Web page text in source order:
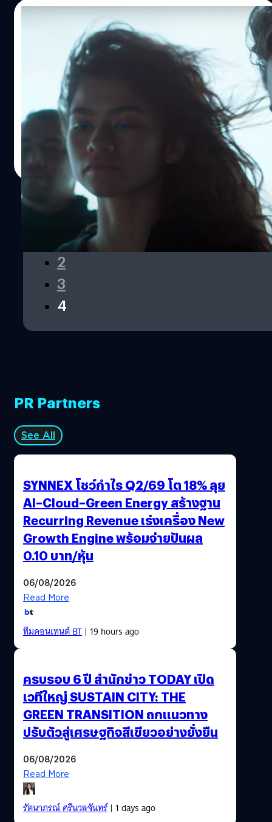
Warner Bros. เผยภาพยืนยัน ‘Dune: Part
Two’ เริ่มถ่ายทำแล้ว พร้อมทีมงานชุดเดิม
Warner Bros. ได้เปิดเผยภาพเบื้องหลังล่าสุดจากกองถ่าย
'Dune: Part Two' ซึ่งเป็นการยืนยันว่าเได้เริ่มเดินหน้าถ่ายทำ
แล้ว
ปรีดี ฤกษ์วลีกุล | 1479 days ago
Read More
1
2
3
4
PR Partners
See All
SYNNEX โชว์กำไร Q2/69 โต 18% ลุย
AI–Cloud–Green Energy สร้างฐาน
Recurring Revenue เร่งเครื่อง New
Growth Engine พร้อมจ่ายปันผล
0.10 บาท/หุ้น
06/08/2026
Read More
ทีมคอนเทนต์ BT| 19 hours ago
ครบรอบ 6 ปี สำนักข่าว TODAY เปิด
เวทีใหญ่ SUSTAIN CITY: THE
GREEN TRANSITION ถกแนวทาง
ปรับตัวสู่เศรษฐกิจสีเขียวอย่างยั่งยืน
06/08/2026
Read More
รัตนาภรณ์ ศรีนวลจันทร์| 1 days ago